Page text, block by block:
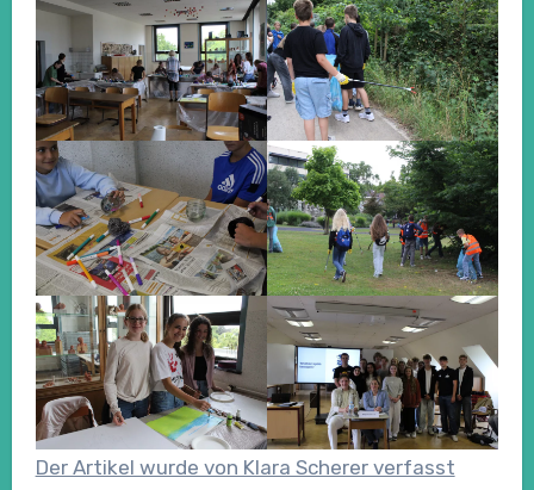
Der Artikel wurde von Klara Scherer verfasst